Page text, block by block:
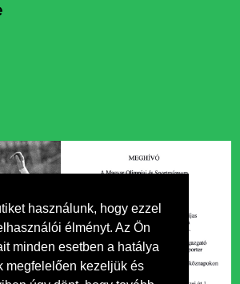
használunk, hogy ezzel
élményt. Az Ön
minden esetben a hatálya
megfelelően kezeljük és